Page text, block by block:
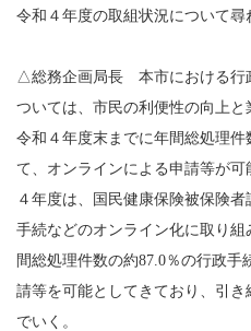
令和４年度の取組状況について尋
△総務企画局長 本市における行
ついては、市民の利便性の向上と
令和４年度末までに年間総処理
て、オンラインによる申請等が可
４年度は、国民健康保険被保険
手続などのオンライン化に取り
間総処理件数の約87.0％の行政
請等を可能としてきており、引
でいく。